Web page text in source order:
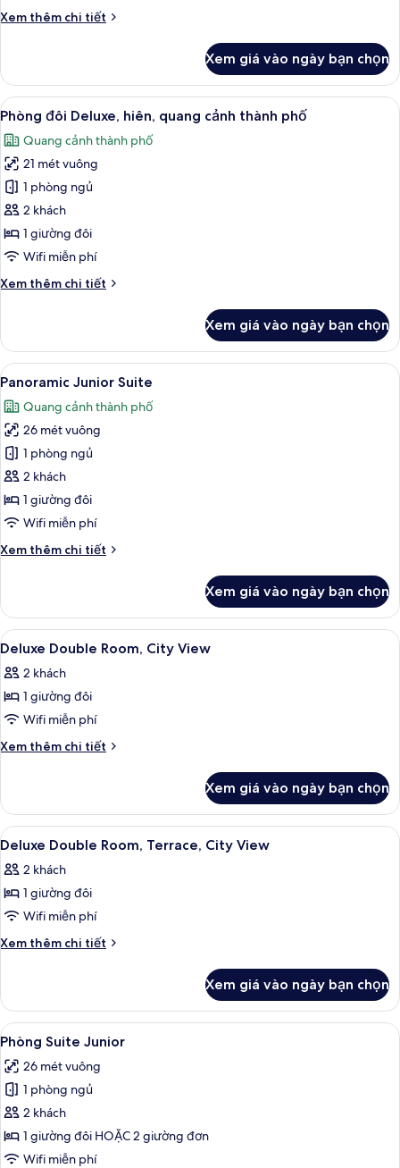
thành
Xem thêm chi tiết
Chi
Phòng
đôi
Deluxe,
quang
cảnh
thành
phố
Xem giá vào ngày bạn chọn
Xem
tất
cả
ảnh
Phòng
đôi
Deluxe,
hiên,
cảnh
Phòng đôi Deluxe, hiên, quang
5
Phòng đôi Deluxe, hiên, quang cảnh thành phố
Quang cảnh thành phố
21 mét vuông
1 phòng ngủ
2 khách
1 giường đôi
Wifi miễn phí
Xem thêm chi tiết
Chi
Phòng
đôi
Deluxe,
quang
cảnh
thành
phố
Xem giá vào ngày bạn chọn
Xem
tất
cả
ảnh
Panoramic
Junior
Suite
Bộ đồ giường cao cấp, minibar, két
8
Panoramic Junior Suite
Quang cảnh thành phố
26 mét vuông
1 phòng ngủ
2 khách
1 giường đôi
Wifi miễn phí
Xem thêm chi tiết
Chi
Panoramic
Junior
Suite
Xem giá vào ngày bạn chọn
Xem
tất
cả
ảnh
Deluxe
Double
View
Bộ đồ giường cao cấp, minibar, két
7
Deluxe Double Room, City View
2 khách
1 giường đôi
Wifi miễn phí
Xem thêm chi tiết
Chi
Deluxe
Double
Room,
View
Xem giá vào ngày bạn chọn
Xem
tất
cả
ảnh
Deluxe
Double
City
View
Khu ẩm thực ngoài trời | Phục vụ
2
Deluxe Double Room, Terrace, City View
2 khách
1 giường đôi
Wifi miễn phí
Xem thêm chi tiết
Chi
Deluxe
Double
Room,
Terrace,
City
View
Xem giá vào ngày bạn chọn
Xem
tất
cả
ảnh
Phòng
Suite
Junior
Bộ đồ giường cao cấp, minibar, két
6
Phòng Suite Junior
26 mét vuông
1 phòng ngủ
2 khách
1 giường đôi HOẶC 2 giường đơn
Wifi miễn phí